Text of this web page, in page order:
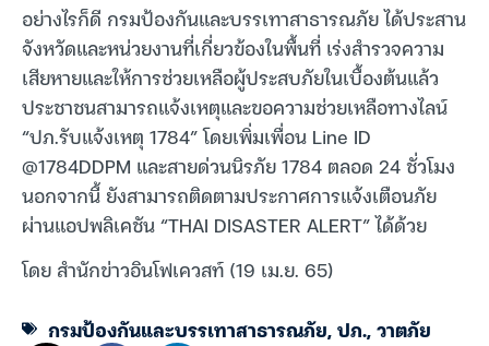
อย่างไรก็ดี กรมป้องกันและบรรเทาสาธารณภัย ได้ประสาน
จังหวัดและหน่วยงานที่เกี่ยวข้องในพื้นที่ เร่งสำรวจความ
เสียหายและให้การช่วยเหลือผู้ประสบภัยในเบื้องต้นแล้ว
ประชาชนสามารถแจ้งเหตุและขอความช่วยเหลือทางไลน์
“ปภ.รับแจ้งเหตุ 1784” โดยเพิ่มเพื่อน Line ID
@1784DDPM และสายด่วนนิรภัย 1784 ตลอด 24 ชั่วโมง
นอกจากนี้ ยังสามารถติดตามประกาศการแจ้งเตือนภัย
ผ่านแอปพลิเคชัน “THAI DISASTER ALERT” ได้ด้วย
โดย สำนักข่าวอินโฟเควสท์ (19 เม.ย. 65)
กรมป้องกันและบรรเทาสาธารณภัย,ปภ.,วาตภัย